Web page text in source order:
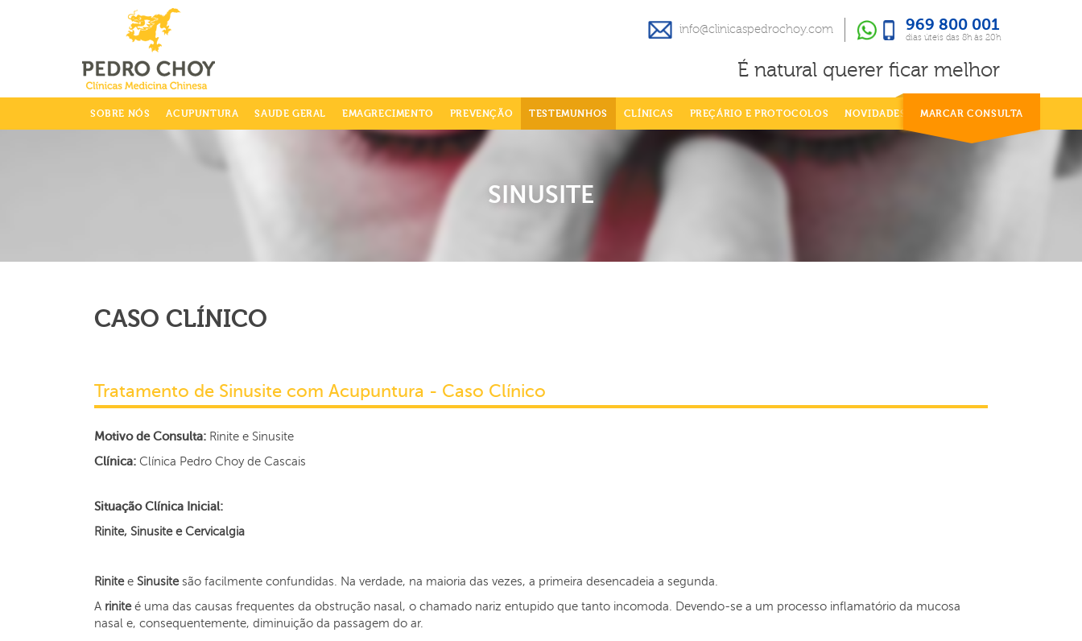
info@clinicaspedrochoy.com 969 800 001
dias úteis das 8h às 20h
info@clinicaspedrochoy.com 969 800 001
dias úteis das 8h às 20h
É natural querer ficar melhor
SOBRE NÓS ACUPUNTURA SAUDE GERAL EMAGRECIMENTO PREVENÇÃO TESTEMUNHOS CLÍNICAS PREÇÁRIO E PROTOCOLOS NOVIDADES MARCAR CONSULTA
SINUSITE
CASO CLÍNICO
Tratamento de Sinusite com Acupuntura - Caso Clínico
Motivo de Consulta: Rinite e Sinusite
Clínica: Clínica Pedro Choy de Cascais
Situação Clínica Inicial:
Rinite, Sinusite e Cervicalgia
Rinite e Sinusite são facilmente confundidas. Na verdade, na maioria das vezes, a primeira desencadeia a segunda.
A rinite é uma das causas frequentes da obstrução nasal, o chamado nariz entupido que tanto incomoda. Devendo-se a um processo inflamatório da mucosa
nasal e, consequentemente, diminuição da passagem do ar.